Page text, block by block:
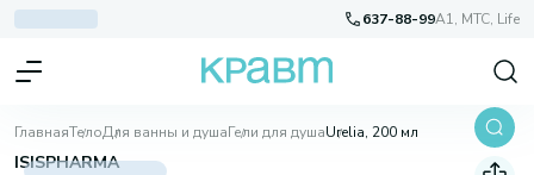
637-88-99A1, МТС, Life
ГлавнаяТелоДля ванны и душаГели для душаUrelia, 200 мл
ISISPHARMA